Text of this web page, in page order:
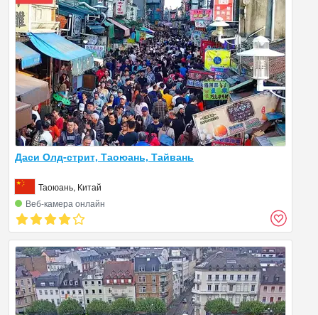
Даси Олд-стрит, Таоюань, Тайвань
Таоюань, Китай
Веб‑камера онлайн